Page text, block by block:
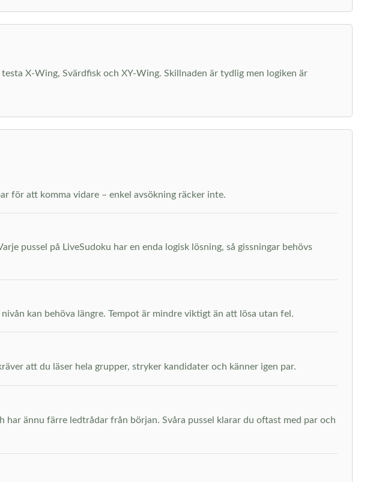
X-Wing, Svärdfisk och XY-Wing. Skillnaden är tydlig men logiken är
för att komma vidare – enkel avsökning räcker inte.
pussel på LiveSudoku har en enda logisk lösning, så gissningar behövs
kan behöva längre. Tempot är mindre viktigt än att lösa utan fel.
att du läser hela grupper, stryker kandidater och känner igen par.
ännu färre ledtrådar från början. Svåra pussel klarar du oftast med par och